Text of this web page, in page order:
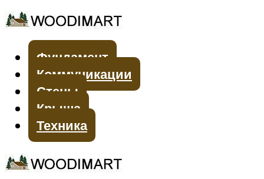
Фундамент
Коммуникации
Стены
Крыша
Техника
Меню